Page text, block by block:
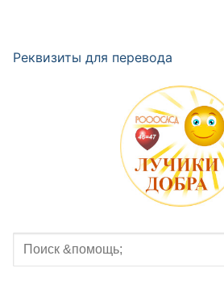
Реквизиты для перевода
Найти: